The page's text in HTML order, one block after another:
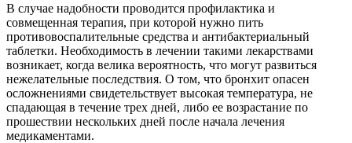
В случае надобности проводится профилактика и
совмещенная терапия, при которой нужно пить
противовоспалительные средства и антибактериальный
таблетки. Необходимость в лечении такими лекарствами
возникает, когда велика вероятность, что могут развиться
нежелательные последствия. О том, что бронхит опасен
осложнениями свидетельствует высокая температура, не
спадающая в течение трех дней, либо ее возрастание по
прошествии нескольких дней после начала лечения
медикаментами.